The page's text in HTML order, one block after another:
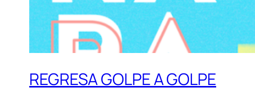
REGRESA GOLPE A GOLPE